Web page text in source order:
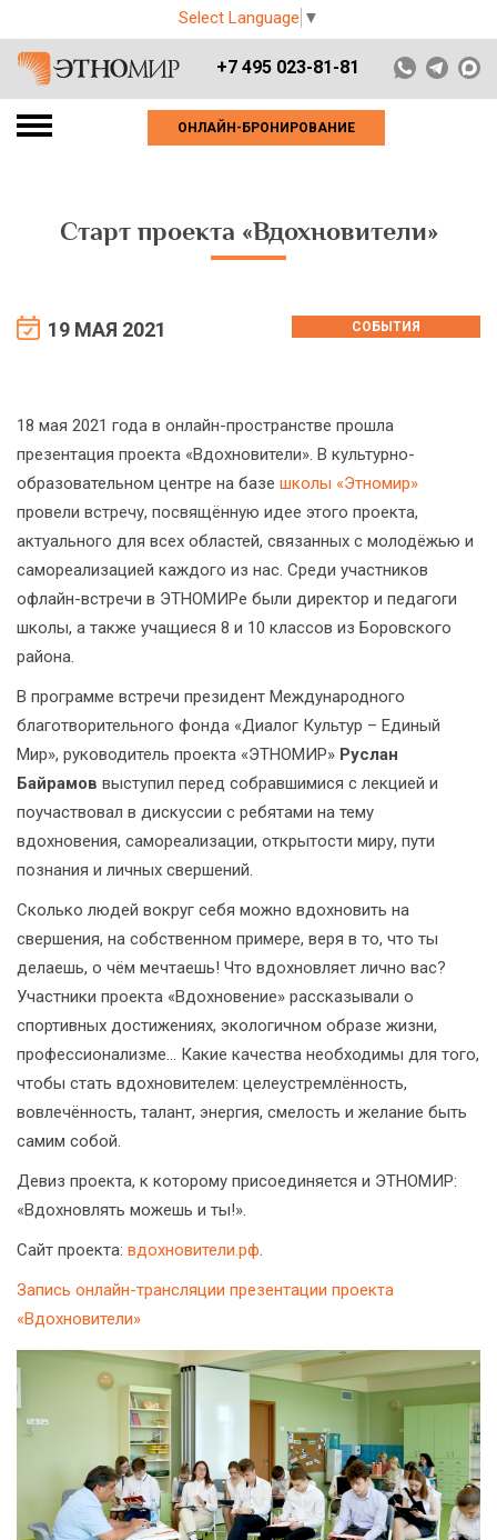
Select Language ▼
+7 495 023-81-81
ОНЛАЙН-БРОНИРОВАНИЕ
Старт проекта «Вдохновители»
19 МАЯ 2021 СОБЫТИЯ
18 мая 2021 года в онлайн-пространстве прошла
презентация проекта «Вдохновители». В культурно-
образовательном центре на базе школы «Этномир»
провели встречу, посвящённую идее этого проекта,
актуального для всех областей, связанных с молодёжью и
самореализацией каждого из нас. Среди участников
офлайн-встречи в ЭТНОМИРе были директор и педагоги
школы, а также учащиеся 8 и 10 классов из Боровского
района.
В программе встречи президент Международного
благотворительного фонда «Диалог Культур – Единый
Мир», руководитель проекта «ЭТНОМИР» Руслан
Байрамов выступил перед собравшимися с лекцией и
поучаствовал в дискуссии с ребятами на тему
вдохновения, самореализации, открытости миру, пути
познания и личных свершений.
Сколько людей вокруг себя можно вдохновить на
свершения, на собственном примере, веря в то, что ты
делаешь, о чём мечтаешь! Что вдохновляет лично вас?
Участники проекта «Вдохновение» рассказывали о
спортивных достижениях, экологичном образе жизни,
профессионализме... Какие качества необходимы для того,
чтобы стать вдохновителем: целеустремлённость,
вовлечённость, талант, энергия, смелость и желание быть
самим собой.
Девиз проекта, к которому присоединяется и ЭТНОМИР:
«Вдохновлять можешь и ты!».
Сайт проекта: вдохновители.рф.
Запись онлайн-трансляции презентации проекта
«Вдохновители»